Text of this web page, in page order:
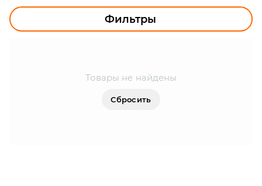
Фильтры
Товары не найдены
Сбросить
ОФИСНОЕ ОСВЕЩЕНИЕ